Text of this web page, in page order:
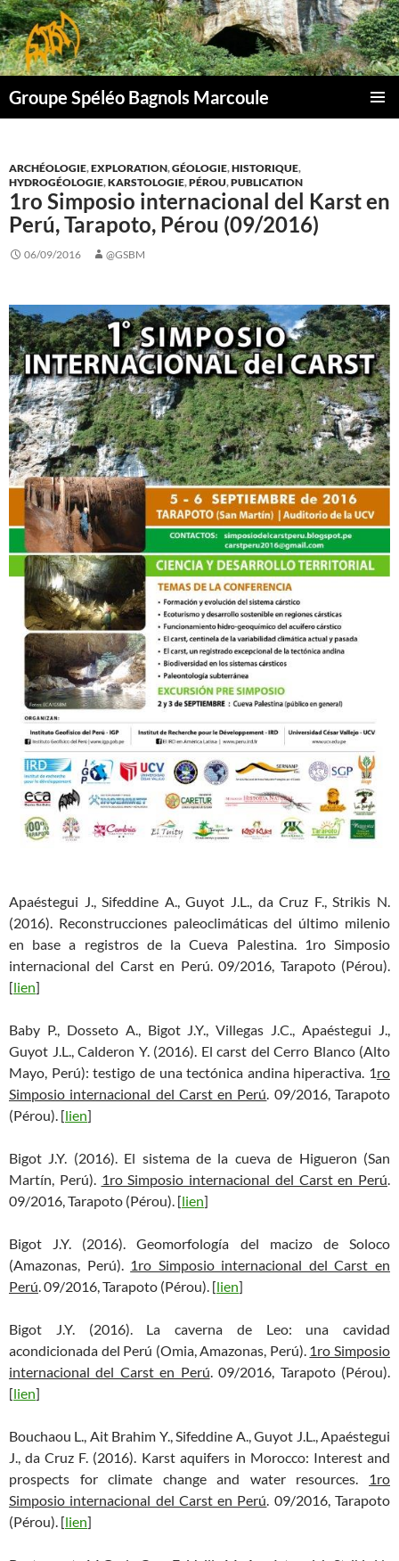
Aller
au
contenu
Groupe Spéléo Bagnols Marcoule
ARCHÉOLOGIE,EXPLORATION,GÉOLOGIE,HISTORIQUE,
HYDROGÉOLOGIE,KARSTOLOGIE,PÉROU,PUBLICATION
1ro Simposio internacional del Karst en
Perú, Tarapoto, Pérou (09/2016)
06/09/2016 @GSBM
Apaéstegui J., Sifeddine A., Guyot J.L., da Cruz F., Strikis N.
(2016). Reconstrucciones paleoclimáticas del último milenio
en base a registros de la Cueva Palestina. 1ro Simposio
internacional del Carst en Perú. 09/2016, Tarapoto (Pérou).
[lien]
Baby P., Dosseto A., Bigot J.Y., Villegas J.C., Apaéstegui J.,
Guyot J.L., Calderon Y. (2016). El carst del Cerro Blanco (Alto
Mayo, Perú): testigo de una tectónica andina hiperactiva. 1ro
Simposio internacional del Carst en Perú. 09/2016, Tarapoto
(Pérou). [lien]
Bigot J.Y. (2016). El sistema de la cueva de Higueron (San
Martín, Perú). 1ro Simposio internacional del Carst en Perú.
09/2016, Tarapoto (Pérou). [lien]
Bigot J.Y. (2016). Geomorfología del macizo de Soloco
(Amazonas, Perú). 1ro Simposio internacional del Carst en
Perú. 09/2016, Tarapoto (Pérou). [lien]
Bigot J.Y. (2016). La caverna de Leo: una cavidad
acondicionada del Perú (Omia, Amazonas, Perú). 1ro Simposio
internacional del Carst en Perú. 09/2016, Tarapoto (Pérou).
[lien]
Bouchaou L., Ait Brahim Y., Sifeddine A., Guyot J.L., Apaéstegui
J., da Cruz F. (2016). Karst aquifers in Morocco: Interest and
prospects for climate change and water resources. 1ro
Simposio internacional del Carst en Perú. 09/2016, Tarapoto
(Pérou). [lien]